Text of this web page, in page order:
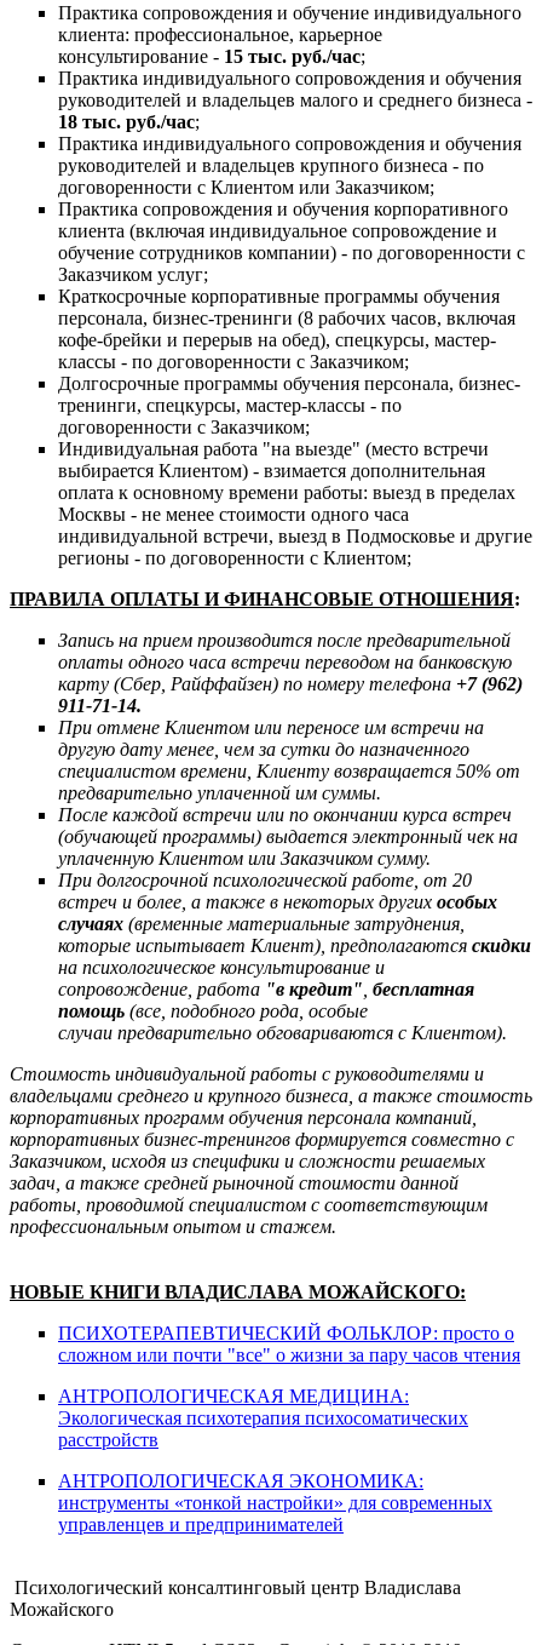
Практика сопровождения и обучение индивидуального
клиента: профессиональное, карьерное
консультирование - 15 тыс. руб./час;
Практика индивидуального сопровождения и обучения
руководителей и владельцев малого и среднего бизнеса -
18 тыс. руб./час;
Практика индивидуального сопровождения и обучения
руководителей и владельцев крупного бизнеса - по
договоренности с Клиентом или Заказчиком;
Практика сопровождения и обучения корпоративного
клиента (включая индивидуальное сопровождение и
обучение сотрудников компании) - по договоренности с
Заказчиком услуг;
Краткосрочные корпоративные программы обучения
персонала, бизнес-тренинги (8 рабочих часов, включая
кофе-брейки и перерыв на обед), спецкурсы, мастер-
классы - по договоренности с Заказчиком;
Долгосрочные программы обучения персонала, бизнес-
тренинги, спецкурсы, мастер-классы - по
договоренности с Заказчиком;
Индивидуальная работа "на выезде" (место встречи
выбирается Клиентом) - взимается дополнительная
оплата к основному времени работы: выезд в пределах
Москвы - не менее стоимости одного часа
индивидуальной встречи, выезд в Подмосковье и другие
регионы - по договоренности с Клиентом;
ПРАВИЛА ОПЛАТЫ И ФИНАНСОВЫЕ ОТНОШЕНИЯ:
Запись на прием производится после предварительной
оплаты одного часа встречи переводом на банковскую
карту (Сбер, Райффайзен) по номеру телефона +7 (962)
911-71-14.
При отмене Клиентом или переносе им встречи на
другую дату менее, чем за сутки до назначенного
специалистом времени, Клиенту возвращается 50% от
предварительно уплаченной им суммы.
После каждой встречи или по окончании курса встреч
(обучающей программы) выдается электронный чек на
уплаченную Клиентом или Заказчиком сумму.
При долгосрочной психологической работе, от 20
встреч и более, а также в некоторых других особых
случаях (временные материальные затруднения,
которые испытывает Клиент), предполагаются скидки
на психологическое консультирование и
сопровождение, работа "в кредит" бесплатная
помощь (все, подобного рода, особые
случаи предварительно обговариваются с Клиентом).
Стоимость индивидуальной работы с руководителями и
владельцами среднего и крупного бизнеса, а также стоимость
корпоративных программ обучения персонала компаний,
корпоративных бизнес-тренингов формируется совместно с
Заказчиком, исходя из специфики и сложности решаемых
задач, а также средней рыночной стоимости данной
работы, проводимой специалистом с соответствующим
профессиональным опытом и стажем.
НОВЫЕ КНИГИ ВЛАДИСЛАВА МОЖАЙСКОГО:
ПСИХОТЕРАПЕВТИЧЕСКИЙ ФОЛЬКЛОР: просто о
сложном или почти "все" о жизни за пару часов чтения
АНТРОПОЛОГИЧЕСКАЯ МЕДИЦИНА:
Экологическая психотерапия психосоматических
расстройств
АНТРОПОЛОГИЧЕСКАЯ ЭКОНОМИКА:
инструменты «тонкой настройки» для современных
управленцев и предпринимателей
Психологический консалтинговый центр Владислава
Можайского